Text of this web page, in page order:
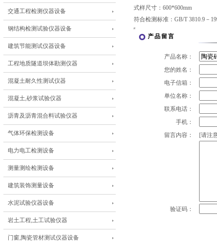
交通工程检测仪器设备
钢结构检测试验仪器设备
建筑节能测试仪器设备
工程地质隧道坝体勘测仪器
混凝土耐久性测试仪器
混凝土,砂浆试验仪器
沥青及沥青混合料试验仪器
气体环保检测设备
电力电工检测设备
测量测绘检测设备
建筑装饰测量设备
水泥试验仪器设备
岩土工程,土工试验仪器
门窗,陶瓷管材测试仪器设备
式样尺寸：600*600mm
符合检测标准：GB/T 3810.9－
产品留言
产品名称：
您的姓名：
电子信箱：
单位名称：
联系电话：
手机：
留言内容：
[请注
验证码：